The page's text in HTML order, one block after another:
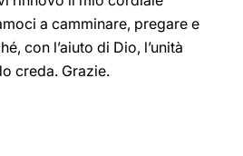
a camminare, pregare e
con l’aiuto di Dio, l’unità
creda. Grazie.